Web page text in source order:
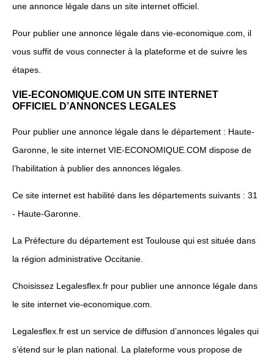
une annonce légale dans un site internet officiel.
Pour publier une annonce légale dans vie-economique.com, il
vous suffit de vous connecter à la plateforme et de suivre les
étapes.
VIE-ECONOMIQUE.COM UN SITE INTERNET
OFFICIEL D’ANNONCES LEGALES
Pour publier une annonce légale dans le département : Haute-
Garonne, le site internet VIE-ECONOMIQUE.COM dispose de
l’habilitation à publier des annonces légales.
Ce site internet est habilité dans les départements suivants : 31
- Haute-Garonne.
La Préfecture du département est Toulouse qui est située dans
la région administrative Occitanie.
Choisissez Legalesflex.fr pour publier une annonce légale dans
le site internet vie-economique.com.
Legalesflex.fr est un service de diffusion d’annonces légales qui
s’étend sur le plan national. La plateforme vous propose de